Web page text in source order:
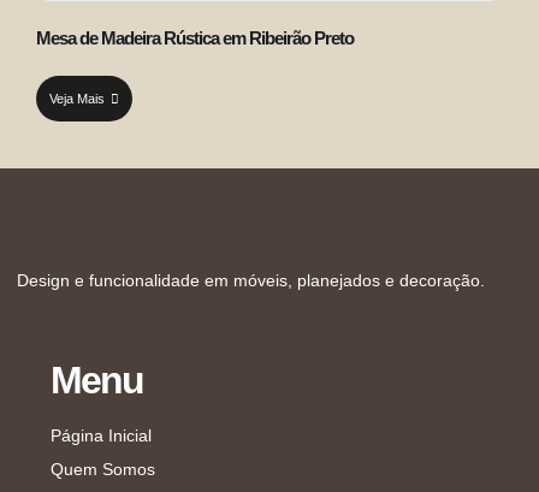
Mesa de Madeira Rústica em Ribeirão Preto
Veja Mais
Design e funcionalidade em móveis, planejados e decoração.
Menu
Página Inicial
Quem Somos